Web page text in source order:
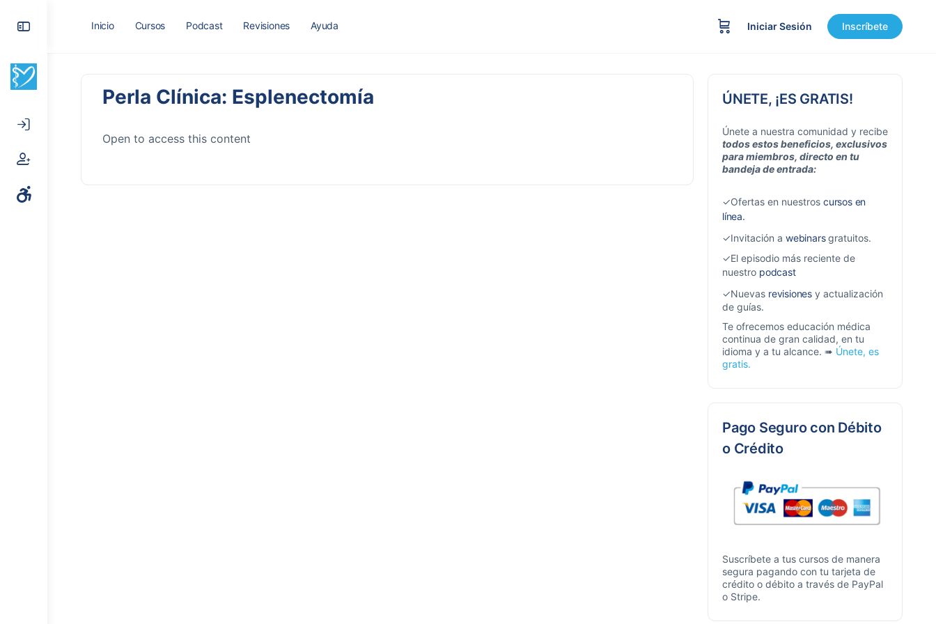
Panel
Inicio Cursos Podcast Revisiones Ayuda Iniciar Sesión Inscríbete
Perla Clínica: Esplenectomía
Open to access this content
ÚNETE, ¡ES GRATIS!
Únete a nuestra comunidad y recibe
todos estos beneficios, exclusivos
para miembros, directo en tu
bandeja de entrada:
✓Ofertas en nuestros cursos en
línea.
✓Invitación a webinarsgratuitos.
✓El episodio más reciente de
nuestro podcast
✓Nuevas revisionesy actualización
de guías.
Te ofrecemos educación médica
continua de gran calidad, en tu
idioma y a tu alcance. ➠ Únete, es
gratis.
Pago Seguro con Débito
o Crédito
Suscríbete a tus cursos de manera
segura pagando con tu tarjeta de
crédito o débito a través de PayPal
o Stripe.